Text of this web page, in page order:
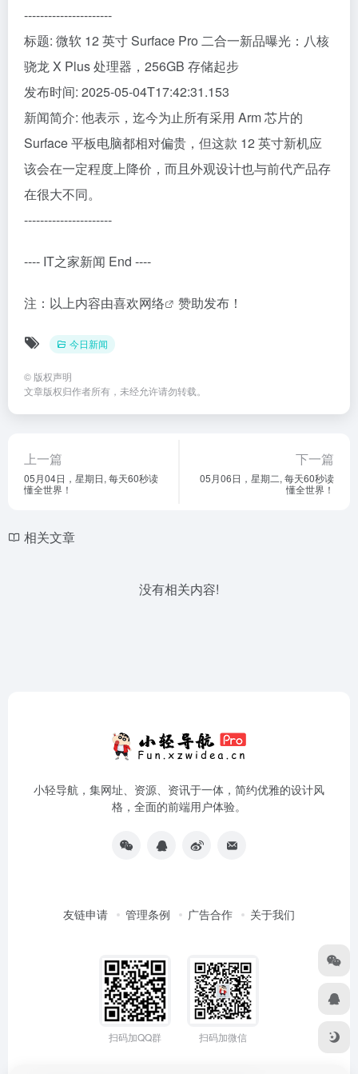
----------------------
标题: 微软 12 英寸 Surface Pro 二合一新品曝光：八核
骁龙 X Plus 处理器，256GB 存储起步
发布时间: 2025-05-04T17:42:31.153
新闻简介: 他表示，迄今为止所有采用 Arm 芯片的
Surface 平板电脑都相对偏贵，但这款 12 英寸新机应
该会在一定程度上降价，而且外观设计也与前代产品存
在很大不同。
----------------------
---- IT之家新闻 End ----
注：以上内容由喜欢网络 赞助发布！
今日新闻
© 版权声明
文章版权归作者所有，未经允许请勿转载。
上一篇
05月04日，星期日, 每天60秒读
懂全世界！
下一篇
05月06日，星期二, 每天60秒读
懂全世界！
相关文章
没有相关内容!
小轻导航，集网址、资源、资讯于一体，简约优雅的设计风
格，全面的前端用户体验。
友链申请 管理条例 广告合作 关于我们
扫码加QQ群 扫码加微信